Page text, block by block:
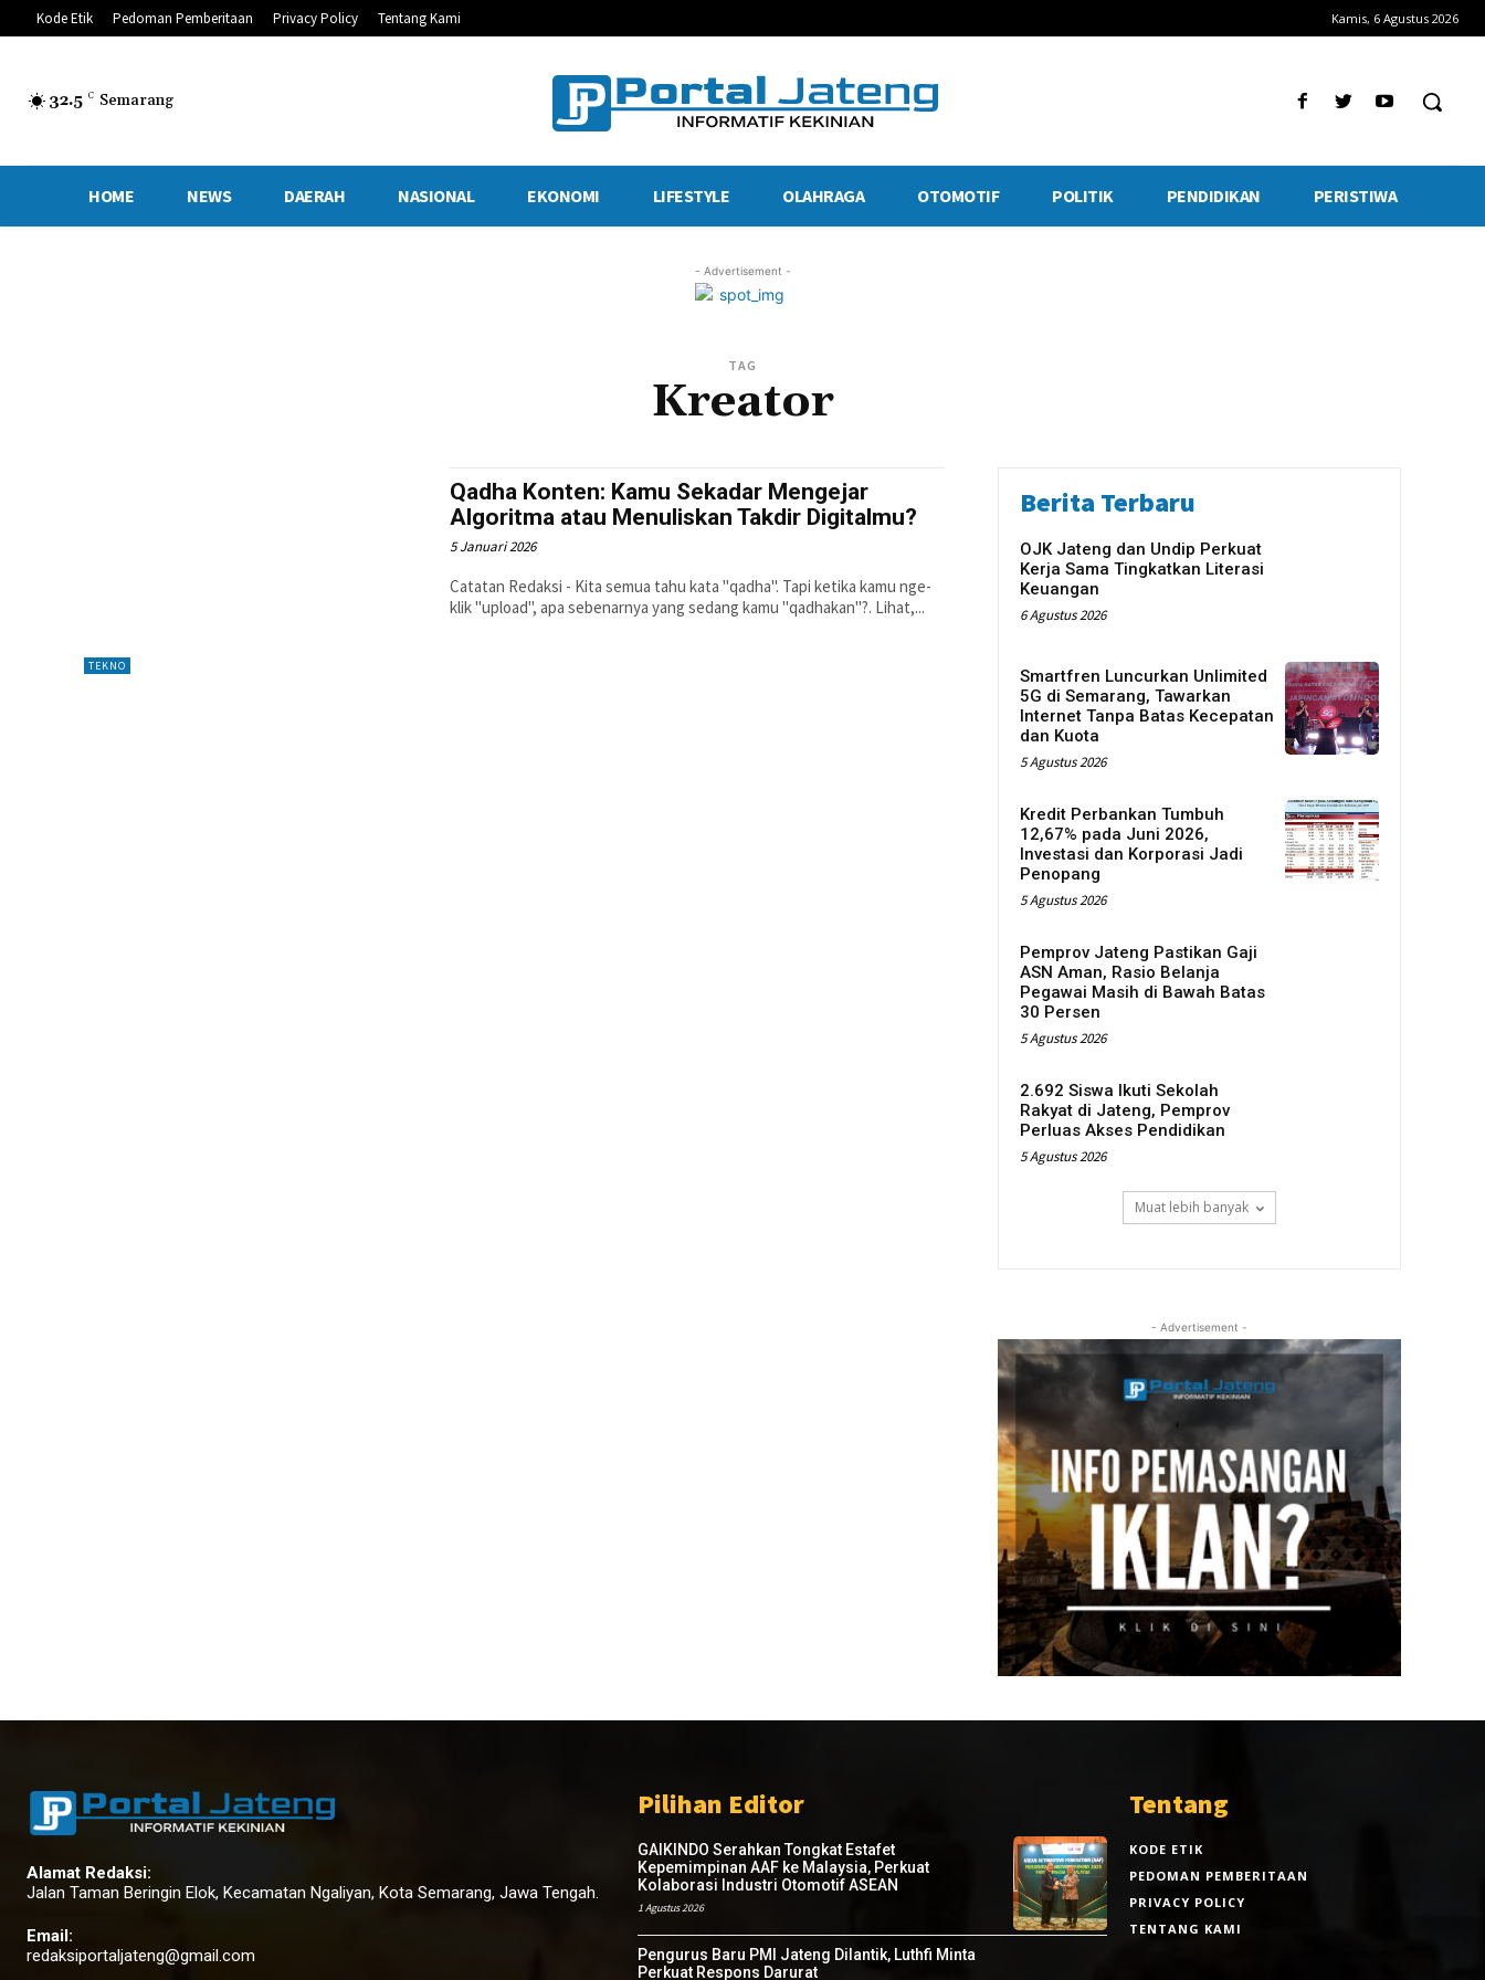
Kode Etik Pedoman Pemberitaan Privacy Policy Tentang Kami Kamis, 6 Agustus 2026
32.5 C Semarang
HOME NEWS DAERAH NASIONAL EKONOMI LIFESTYLE OLAHRAGA OTOMOTIF POLITIK PENDIDIKAN PERISTIWA
- Advertisement -
TAG
Kreator
TEKNO
Qadha Konten: Kamu Sekadar Mengejar
Algoritma atau Menuliskan Takdir Digitalmu?
5 Januari 2026
Catatan Redaksi - Kita semua tahu kata "qadha". Tapi ketika kamu nge-
klik "upload", apa sebenarnya yang sedang kamu "qadhakan"?. Lihat,...
Berita Terbaru
OJK Jateng dan Undip Perkuat
Kerja Sama Tingkatkan Literasi
Keuangan
6 Agustus 2026
Smartfren Luncurkan Unlimited
5G di Semarang, Tawarkan
Internet Tanpa Batas Kecepatan
dan Kuota
5 Agustus 2026
Kredit Perbankan Tumbuh
12,67% pada Juni 2026,
Investasi dan Korporasi Jadi
Penopang
5 Agustus 2026
Pemprov Jateng Pastikan Gaji
ASN Aman, Rasio Belanja
Pegawai Masih di Bawah Batas
30 Persen
5 Agustus 2026
2.692 Siswa Ikuti Sekolah
Rakyat di Jateng, Pemprov
Perluas Akses Pendidikan
5 Agustus 2026
Muat lebih banyak
- Advertisement -
Alamat Redaksi:
Jalan Taman Beringin Elok, Kecamatan Ngaliyan, Kota Semarang, Jawa Tengah.
Email:
redaksiportaljateng@gmail.com
Pilihan Editor
GAIKINDO Serahkan Tongkat Estafet
Kepemimpinan AAF ke Malaysia, Perkuat
Kolaborasi Industri Otomotif ASEAN
1 Agustus 2026
Pengurus Baru PMI Jateng Dilantik, Luthfi Minta
Perkuat Respons Darurat
Tentang
KODE ETIK
PEDOMAN PEMBERITAAN
PRIVACY POLICY
TENTANG KAMI